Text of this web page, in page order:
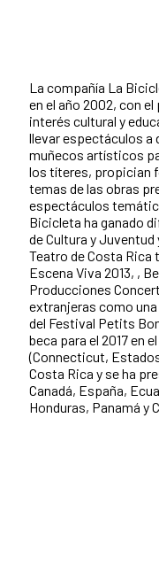
La compañía La
en el año 2002, con
interés cultural y
llevar espectáculos a
muñecos artísticos
los títeres, propician
temas de las obras
espectáculos
Bicicleta ha ganado
de Cultura y Juventud
Teatro de Costa Rica
Escena Viva 2013, ,
Producciones
extranjeras como
del Festival Petits
beca para el 2017 en
(Connecticut,
Costa Rica y se ha
Canadá, España,
Honduras, Panamá y